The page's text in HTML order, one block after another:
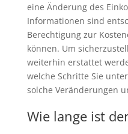
eine Änderung des
Informationen sind
Berechtigung zur
können. Um
weiterhin erstattet
welche Schritte Sie
solche Veränderungen
Wie lange ist